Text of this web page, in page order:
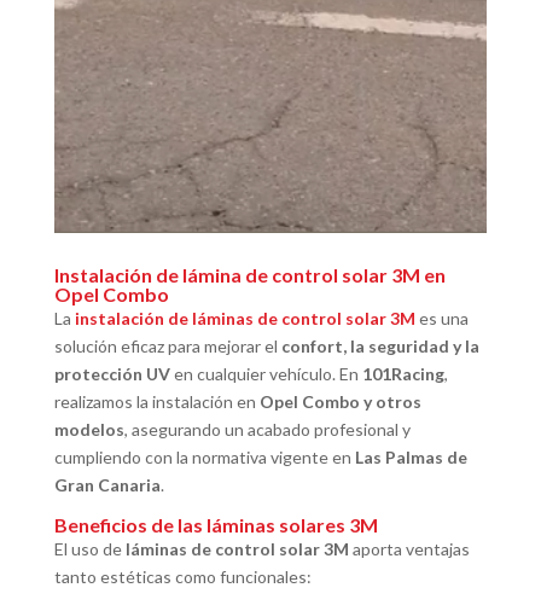
Instalación de lámina de control solar 3M en
Opel Combo
La instalación de láminas de control solar 3M es una
solución eficaz para mejorar el confort, la seguridad y la
protección UVen cualquier vehículo. En 101Racing,
realizamos la instalación en Opel Combo y otros
modelos, asegurando un acabado profesional y
cumpliendo con la normativa vigente en Las Palmas de
Gran Canaria.
Beneficios de las láminas solares 3M
El uso de láminas de control solar 3M aporta ventajas
tanto estéticas como funcionales: